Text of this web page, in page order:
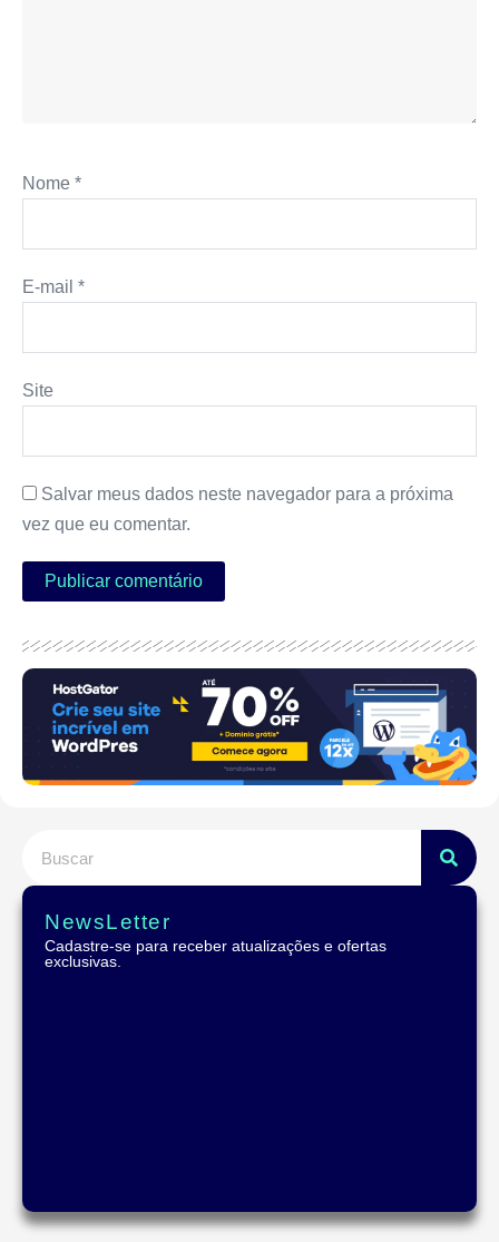
Nome *
E-mail *
Site
Salvar meus dados neste navegador para a próxima
vez que eu comentar.
NewsLetter
Cadastre-se para receber atualizações e ofertas
exclusivas.